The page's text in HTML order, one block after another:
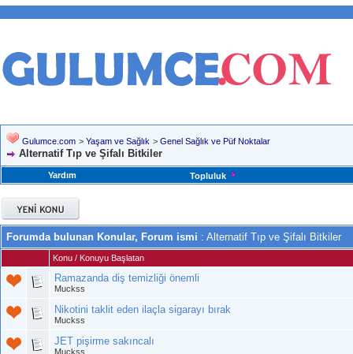
Gulumce.com > Yaşam ve Sağlık > Genel Sağlık ve Püf Noktalar
Alternatif Tıp ve Şifalı Bitkiler
Yardım Topluluk
Forumda bulunan Konular, Forum ismi : Alternatif Tıp ve Şifalı Bitkiler
Konu / Konuyu Başlatan
Ramazanda diş temizliği önemli
Muckss
Nikotini taklit eden ilaçla sigarayı bırak
Muckss
JET pişirme sakıncalı
Muckss